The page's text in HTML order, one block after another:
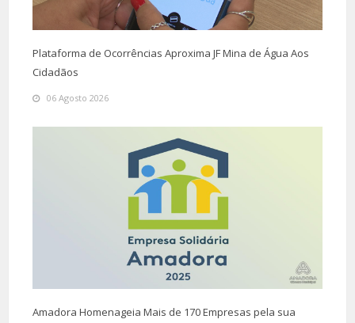
Plataforma de Ocorrências Aproxima JF Mina de Água Aos
Cidadãos
06 Agosto 2026
Amadora Homenageia Mais de 170 Empresas pela sua